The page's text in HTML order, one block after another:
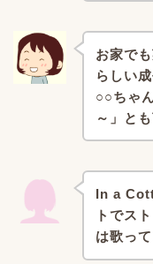
お家で
らしい成
○○ちゃ
～」とも
In a
トでス
は歌っ